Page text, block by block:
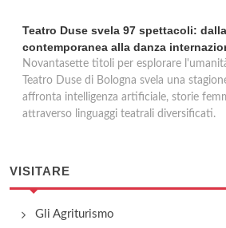
Teatro Duse svela 97 spettacoli:
contemporanea alla danza
Novantasette titoli per esplorare
Teatro Duse di Bologna svela una
affronta intelligenza artificiale, storie
attraverso linguaggi teatrali diversificati.
VISITARE
Gli Agriturismo